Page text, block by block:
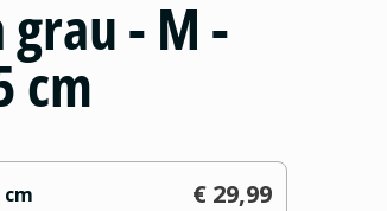
grau - M -
cm
cm
€ 29,99